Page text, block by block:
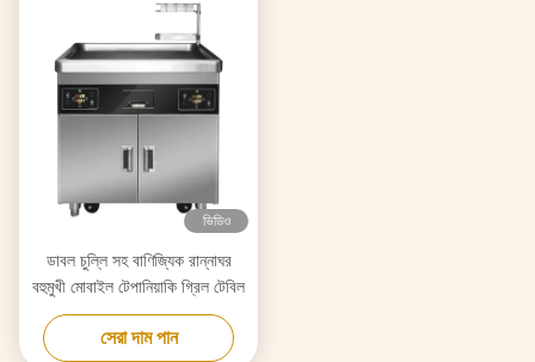
ভিডিও
ডাবল চুল্লি সহ বাণিজ্যিক রান্নাঘর
বহুমুখী মোবাইল টেপানিয়াকি গ্রিল টেবিল
সেরা দাম পান